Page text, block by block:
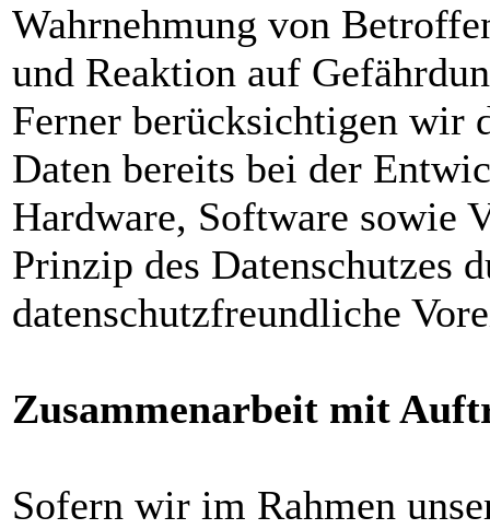
Wahrnehmung von
und Reaktion auf
Ferner berücksichtigen wir
Daten bereits bei der
Hardware, Software sowie
Prinzip des Datenschutzes
datenschutzfreundliche
Zusammenarbeit mit
Sofern wir im Rahmen